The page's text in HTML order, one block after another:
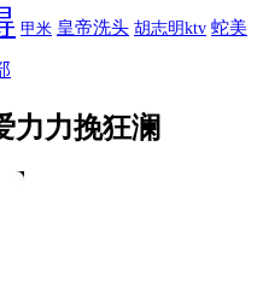
甲米 皇帝洗头 胡志明ktv 蛇美
力力挽狂澜